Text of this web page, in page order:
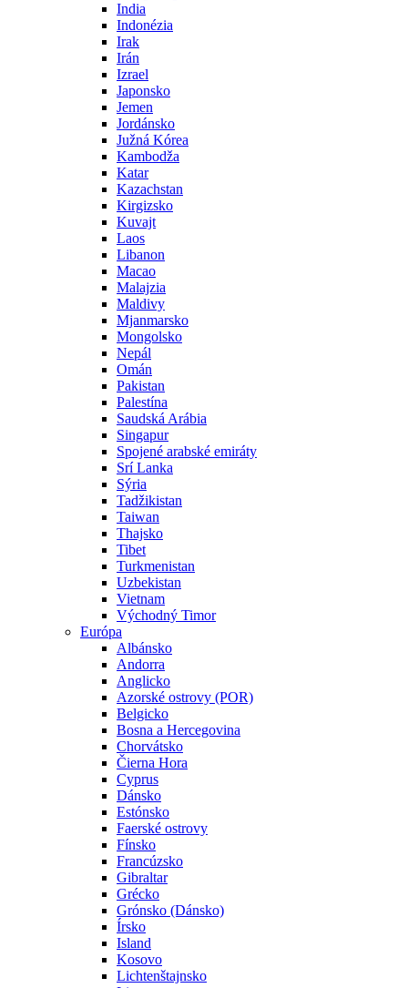
India
Indonézia
Irak
Irán
Izrael
Japonsko
Jemen
Jordánsko
Južná Kórea
Kambodža
Katar
Kazachstan
Kirgizsko
Kuvajt
Laos
Libanon
Macao
Malajzia
Maldivy
Mjanmarsko
Mongolsko
Nepál
Omán
Pakistan
Palestína
Saudská Arábia
Singapur
Spojené arabské emiráty
Srí Lanka
Sýria
Tadžikistan
Taiwan
Thajsko
Tibet
Turkmenistan
Uzbekistan
Vietnam
Východný Timor
Európa
Albánsko
Andorra
Anglicko
Azorské ostrovy (POR)
Belgicko
Bosna a Hercegovina
Chorvátsko
Čierna Hora
Cyprus
Dánsko
Estónsko
Faerské ostrovy
Fínsko
Francúzsko
Gibraltar
Grécko
Grónsko (Dánsko)
Írsko
Island
Kosovo
Lichtenštajnsko